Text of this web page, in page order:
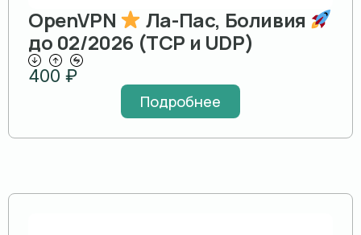
OpenVPN
Ла-Пас, Боливия
до 02/2026 (TCP и UDP)
400 ₽
Подробнее